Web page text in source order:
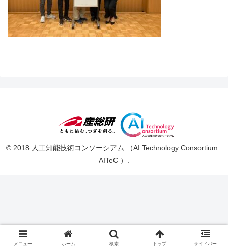
© 2018 人工知能技術コンソーシアム （AI Technology Consortium :
AITeC ）.
メニュー ホーム 検索 トップ サイドバー